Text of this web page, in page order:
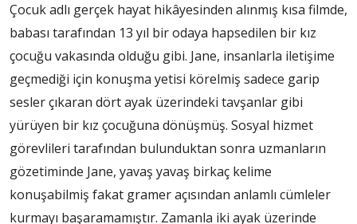
Çocuk adlı gerçek hayat hikâyesinden alınmış kısa filmde,
babası tarafından 13 yıl bir odaya hapsedilen bir kız
çocuğu vakasında olduğu gibi. Jane, insanlarla iletişime
geçmediği için konuşma yetisi körelmiş sadece garip
sesler çıkaran dört ayak üzerindeki tavşanlar gibi
yürüyen bir kız çocuğuna dönüşmüş. Sosyal hizmet
görevlileri tarafından bulunduktan sonra uzmanların
gözetiminde Jane, yavaş yavaş birkaç kelime
konuşabilmiş fakat gramer açısından anlamlı cümleler
kurmayı başaramamıştır. Zamanla iki ayak üzerinde